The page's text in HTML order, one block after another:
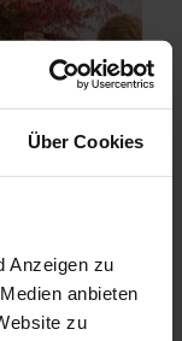
Über Cookies
Anzeigen zu
anbieten
zu
und